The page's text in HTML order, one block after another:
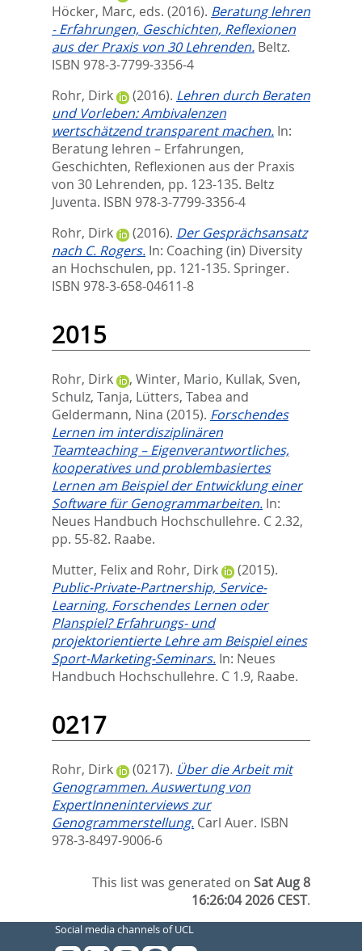
Höcker, Marc, eds. (2016). Beratung lehren
- Erfahrungen, Geschichten, Reflexionen
aus der Praxis von 30 Lehrenden. Beltz.
ISBN 978-3-7799-3356-4
Rohr, Dirk
(2016). Lehren durch Beraten
und Vorleben: Ambivalenzen
wertschätzend transparent machen. In:
Beratung lehren – Erfahrungen,
Geschichten, Reflexionen aus der Praxis
von 30 Lehrenden, pp. 123-135. Beltz
Juventa. ISBN 978-3-7799-3356-4
Rohr, Dirk
(2016). Der Gesprächsansatz
nach C. Rogers. In: Coaching (in) Diversity
an Hochschulen, pp. 121-135. Springer.
ISBN 978-3-658-04611-8
2015
Rohr, Dirk , Winter, Mario, Kullak, Sven,
Schulz, Tanja, Lütters, Tabea and
Geldermann, Nina (2015). Forschendes
Lernen im interdisziplinären
Teamteaching – Eigenverantwortliches,
kooperatives und problembasiertes
Lernen am Beispiel der Entwicklung einer
Software für Genogrammarbeiten. In:
Neues Handbuch Hochschullehre. C 2.32,
pp. 55-82. Raabe.
Mutter, Felixand Rohr, Dirk
(2015).
Public-Private-Partnership, Service-
Learning, Forschendes Lernen oder
Planspiel? Erfahrungs- und
projektorientierte Lehre am Beispiel eines
Sport-Marketing-Seminars. In: Neues
Handbuch Hochschullehre. C 1.9, Raabe.
0217
Rohr, Dirk (0217). Über die Arbeit mit
Genogrammen. Auswertung von
ExpertInneninterviews zur
Genogrammerstellung. Carl Auer. ISBN
978-3-8497-9006-6
This list was generated onSat Aug 8
16:26:04 2026 CEST.
Social media channels of UCL